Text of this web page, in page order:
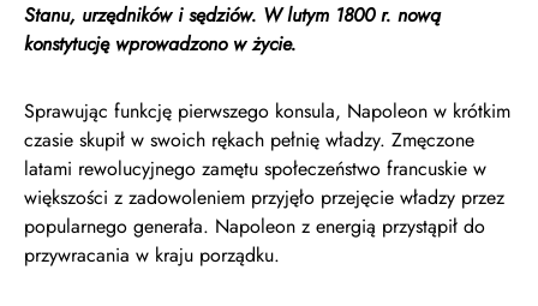
Stanu, urzędników i sędziów. W lutym 1800 r. nową
konstytucję wprowadzono w życie.
Sprawując funkcję pierwszego konsula, Napoleon w krótkim
czasie skupił w swoich rękach pełnię władzy. Zmęczone
latami rewolucyjnego zamętu społeczeństwo francuskie w
większości z zadowoleniem przyjęło przejęcie władzy przez
popularnego generała. Napoleon z energią przystąpił do
przywracania w kraju porządku.